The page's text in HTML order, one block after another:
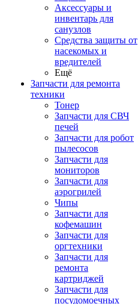
Аксессуары и
инвентарь для
санузлов
Средства защиты от
насекомых и
вредителей
Ещё
Запчасти для ремонта
техники
Тонер
Запчасти для СВЧ
печей
Запчасти для робот
пылесосов
Запчасти для
мониторов
Запчасти для
аэрогрилей
Чипы
Запчасти для
кофемашин
Запчасти для
оргтехники
Запчасти для
ремонта
картриджей
Запчасти для
посудомоечных